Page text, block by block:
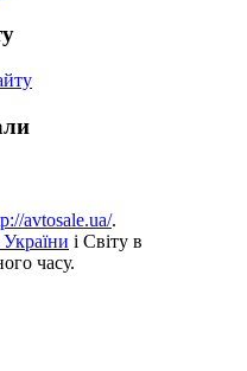
avtosale.ua/.
і Світу в
часу.